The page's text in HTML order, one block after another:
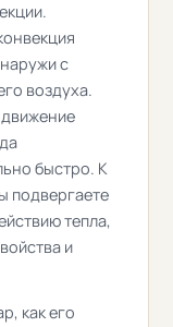
с
воздуха.
быстро. К
подвергаете
тепла,
и
как его